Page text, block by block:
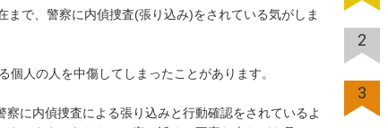
で、警察に内偵捜査(張り込み)をされている気がしま
人の人を中傷してしまったことがあります。
に内偵捜査による張り込みと行動確認をされているよ
2
3